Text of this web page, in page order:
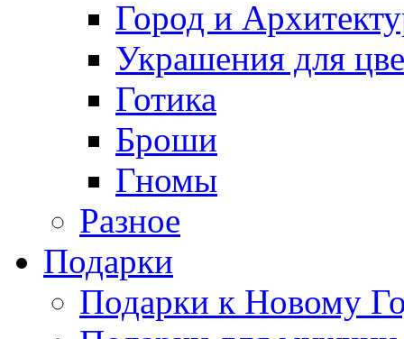
Город и
Украшения для
Готика
Броши
Гномы
Разное
Подарки
Подарки к Новому